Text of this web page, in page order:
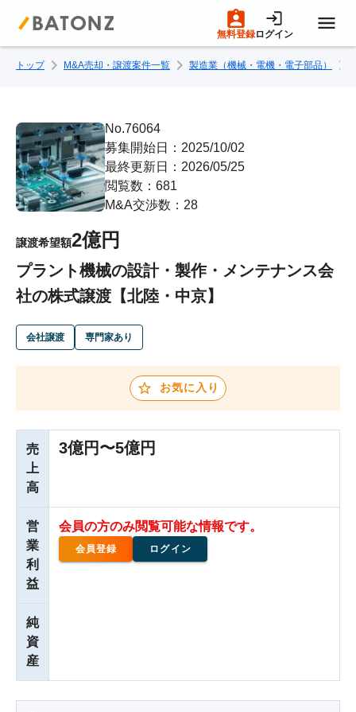
無料登録ログイン
トップページ
M&A案件一覧
売りたい方へ
買いたい方へ
成約事例
M&A専門家の方へ
トップ M&A売却・譲渡案件一覧 製造業（機械・電機・電子部品）
No.76064
募集開始日：2025/10/02
最終更新日：2026/05/25
閲覧数：681
M&A交渉数：28
譲渡希望額2億円
プラント機械の設計・製作・メンテナンス会
社の株式譲渡【北陸・中京】
会社譲渡 専門家あり
お気に入り
売
上
高
3億円〜5億円
営
業
利
益
会員の方のみ閲覧可能な情報です。
会員登録 ログイン
純
資
産